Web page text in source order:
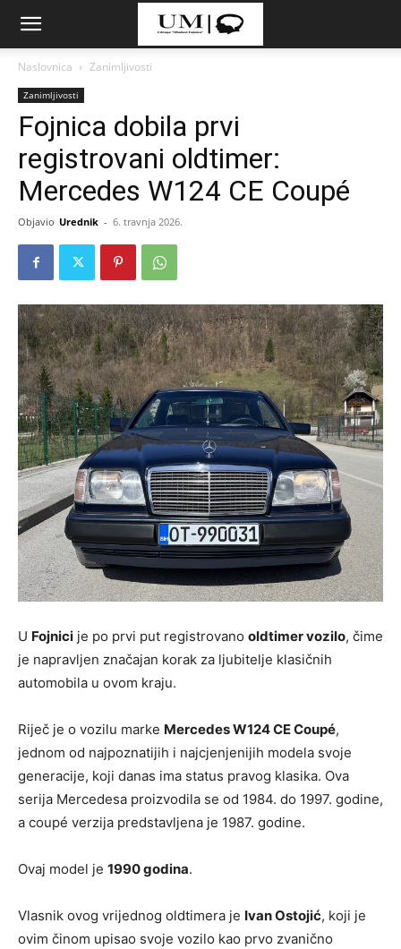
Naslovnica Zanimljivosti
Zanimljivosti
Fojnica dobila prvi
registrovani oldtimer:
Mercedes W124 CE Coupé
Objavio Urednik - 6. travnja 2026.
U Fojnici je po prvi put registrovano oldtimer vozilo, čime
je napravljen značajan korak za ljubitelje klasičnih
automobila u ovom kraju.
Riječ je o vozilu marke Mercedes W124 CE Coupé,
jednom od najpoznatijih i najcjenjenijih modela svoje
generacije, koji danas ima status pravog klasika. Ova
serija Mercedesa proizvodila se od 1984. do 1997. godine,
a coupé verzija predstavljena je 1987. godine.
Ovaj model je 1990 godina.
Vlasnik ovog vrijednog oldtimera je Ivan Ostojić, koji je
ovim činom upisao svoje vozilo kao prvo zvanično